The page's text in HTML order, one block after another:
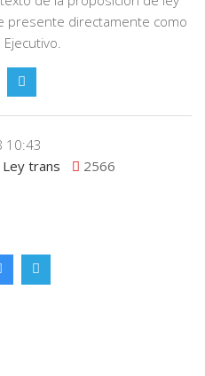
presente directamente como
10:43
Ley trans 2566